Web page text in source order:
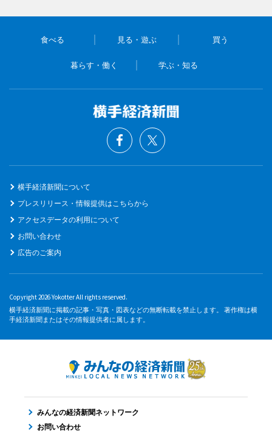
食べる 見る・遊ぶ 買う
暮らす・働く 学ぶ・知る
横手経済新聞について
プレスリリース・情報提供はこちらから
アクセスデータの利用について
お問い合わせ
広告のご案内
Copyright 2026 Yokotter All rights reserved.
横手経済新聞に掲載の記事・写真・図表などの無断転載を禁止します。 著作権は横
手経済新聞またはその情報提供者に属します。
みんなの経済新聞ネットワーク
お問い合わせ